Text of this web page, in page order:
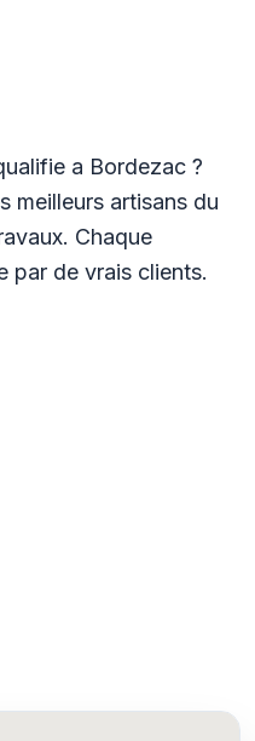
a Bordezac ?
meilleurs artisans du
Chaque
par de vrais clients.